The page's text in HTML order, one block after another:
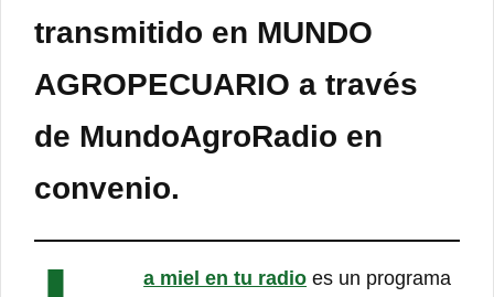
transmitido en MUNDO
AGROPECUARIO a través
de MundoAgroRadio en
convenio.
a miel en tu radio es un programa